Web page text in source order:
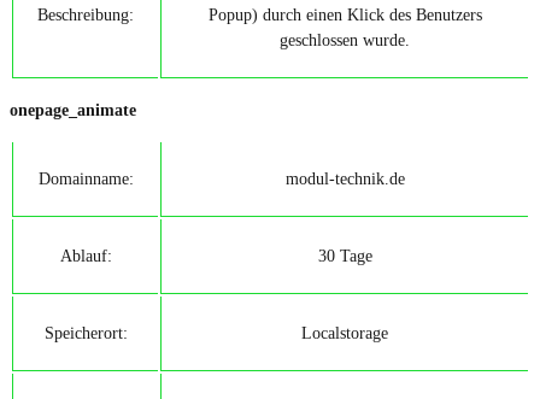
Beschreibung:
Popup) durch einen Klick des Benutzers
geschlossen wurde.
onepage_animate
Domainname: modul-technik.de
Ablauf: 30 Tage
Speicherort: Localstorage